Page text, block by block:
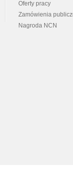
Oferty pracy
Zamówienia
Nagroda NCN